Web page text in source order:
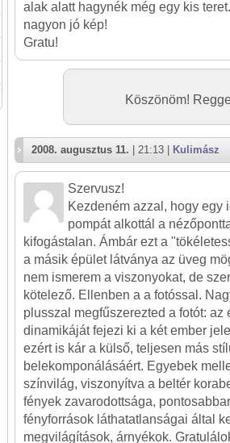
alak alatt hagynék még egy kis
nagyon jó kép!
Gratu!
Köszönöm!
2008. augusztus 11. | 21:13 | Kulimász
Szervusz!
Kezdeném azzal, hogy egy
pompát alkottál a
kifogástalan. Ámbár ezt a
a másik épület látványa az üveg
nem ismerem a viszonyokat, de
kötelező. Ellenben a a fotóssal.
plusszal megfűszerezted a fotót: az
dinamikáját fejezi ki a két ember
ezért is kár a külső, teljesen más
belekomponálásáért. Egyebek
színvilág, viszonyítva a beltér
fények zavarodottsága,
fényforrások láthatatlanságai által
megvilágítások, árnyékok.